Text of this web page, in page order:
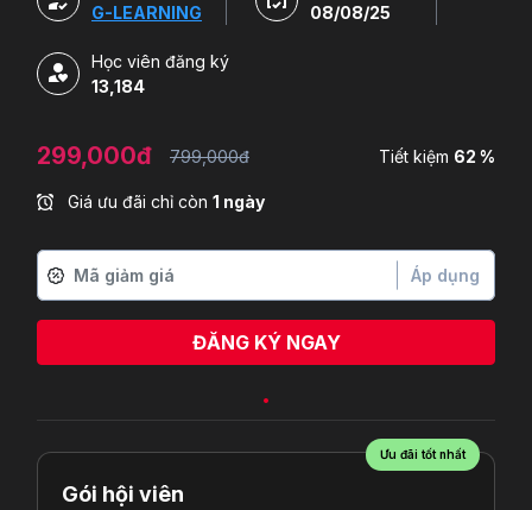
G-LEARNING
08/08/25
Học viên đăng ký
13,184
299,000đ 799,000đ Tiết kiệm 62 %
Giá ưu đãi chỉ còn 1 ngày
Áp dụng
ĐĂNG KÝ NGAY
Ưu đãi tốt nhất
Gói hội viên